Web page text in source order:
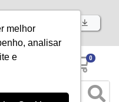
melhor
analisar
e
Baixe já nosso APP
0